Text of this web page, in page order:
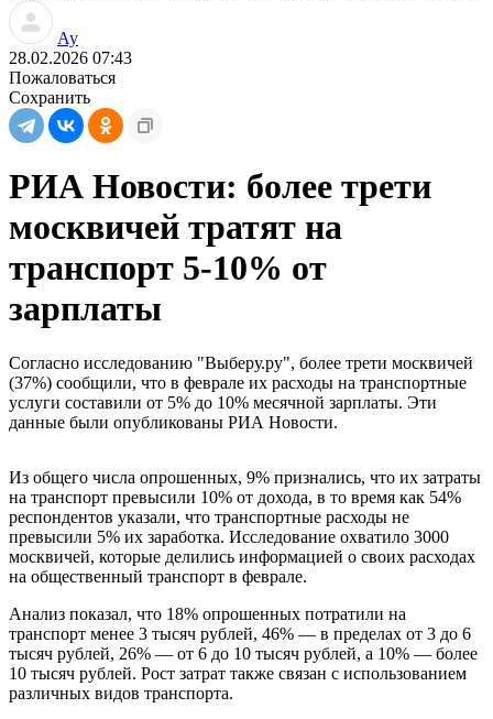
Ау
28.02.2026 07:43
Пожаловаться
Сохранить
РИА Новости: более трети
москвичей тратят на
транспорт 5-10% от
зарплаты
Согласно исследованию "Выберу.ру", более трети москвичей
(37%) сообщили, что в феврале их расходы на транспортные
услуги составили от 5% до 10% месячной зарплаты. Эти
данные были опубликованы РИА Новости.
Из общего числа опрошенных, 9% признались, что их затраты
на транспорт превысили 10% от дохода, в то время как 54%
респондентов указали, что транспортные расходы не
превысили 5% их заработка. Исследование охватило 3000
москвичей, которые делились информацией о своих расходах
на общественный транспорт в феврале.
Анализ показал, что 18% опрошенных потратили на
транспорт менее 3 тысяч рублей, 46% — в пределах от 3 до 6
тысяч рублей, 26% — от 6 до 10 тысяч рублей, а 10% — более
10 тысяч рублей. Рост затрат также связан с использованием
различных видов транспорта.